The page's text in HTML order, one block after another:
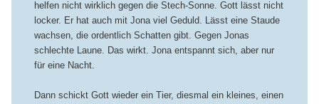
helfen nicht wirklich gegen die Stech-Sonne. Gott lässt nicht
locker. Er hat auch mit Jona viel Geduld. Lässt eine Staude
wachsen, die ordentlich Schatten gibt. Gegen Jonas
schlechte Laune. Das wirkt. Jona entspannt sich, aber nur
für eine Nacht.
Dann schickt Gott wieder ein Tier, diesmal ein kleines, einen